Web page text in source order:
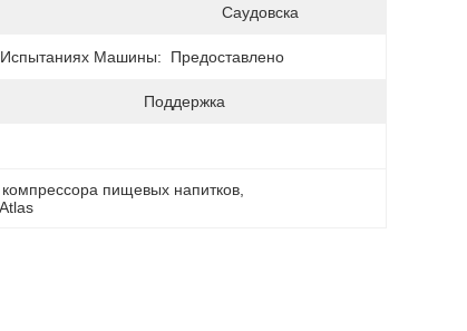
Саудовска
Машины: Предоставлено
Поддержка
компрессора пищевых напитков